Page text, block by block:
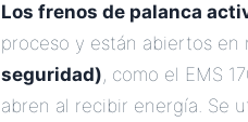
Los frenos de palanca
proceso y están abiertos en
seguridad), como el EMS
abren al recibir energía. Se